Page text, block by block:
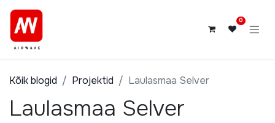
0
Kõik blogid Projektid Laulasmaa Selver
Laulasmaa Selver